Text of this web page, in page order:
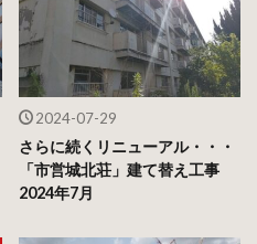
2024-07-29
さらに続くリニューアル・・・
「市営城北荘」建て替え工事
2024年7月